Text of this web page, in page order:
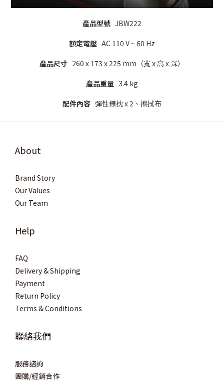
產品型號 JBW222
額定電壓 AC 110 V ~ 60 Hz
產品尺寸 260 x 173 x 225 mm（寬 x 高 x 深）
產品重量 3.4 kg
配件內容 彈性錶枕 x 2、擦拭布
About
Brand Story
Our Values
Our Team
Help
FAQ
Delivery & Shipping
Payment
Return Policy
Terms & Conditions
聯絡我們
服務諮詢
團購/經銷合作